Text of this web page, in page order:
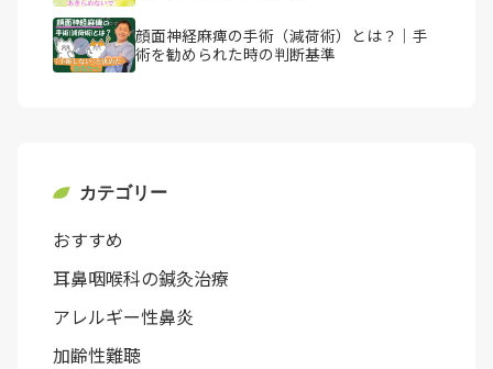
顔面神経麻痺の手術（減荷術）とは？｜手
術を勧められた時の判断基準
カテゴリー
おすすめ
耳鼻咽喉科の鍼灸治療
アレルギー性鼻炎
加齢性難聴